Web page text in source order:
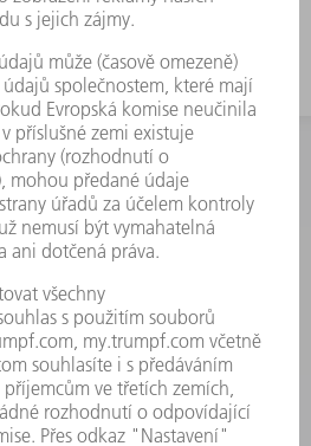
INFORMACE
kladené dotazy
obchodní podmínky
ÚDAJE
Náhradní díly
251 106 254
- čt 8:00 - 17:00
8:00 - 16:00
ÚDAJE